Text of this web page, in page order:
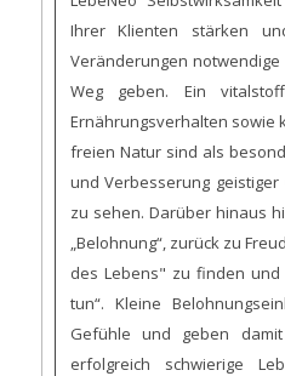
Ihrer Klienten stärken
Veränderungen
Weg geben. Ein
Ernährungsverhalten sowie
freien Natur sind als
und Verbesserung
zu sehen. Darüber hinaus
„Belohnung“, zurück zu
des Lebens" zu finden und
tun“. Kleine
Gefühle und geben
erfolgreich schwierige